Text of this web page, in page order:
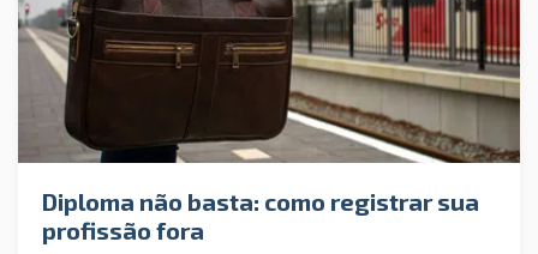
Diploma não basta: como registrar sua
profissão fora